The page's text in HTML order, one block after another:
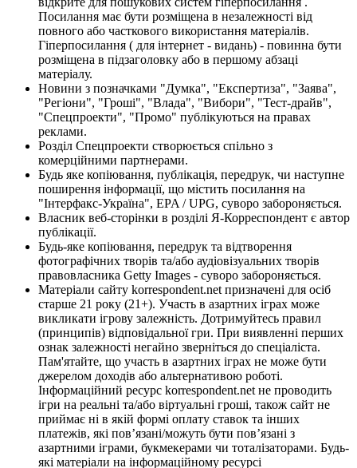
Посилання має бути розміщена в незалежності від
повного або часткового використання матеріалів.
Гіперпосилання ( для інтернет - видань) - повинна бути
розміщена в підзаголовку або в першому абзаці
матеріалу.
Новини з позначками "Думка", "Експертиза", "Заява",
"Регіони", "Гроші", "Влада", "Вибори", "Тест-драйв",
"Спецпроекти", "Промо" публікуються на правах
реклами.
Розділ Спецпроекти створюється спільно з
комерційними партнерами.
Будь яке копіювання, публікація, передрук, чи наступне
поширення інформації, що містить посилання на
"Інтерфакс-Україна", EPA / UPG, суворо забороняється.
Власник веб-сторінки в розділі Я-Корреспондент є автор
публікації.
Будь-яке копіювання, передрук та відтворення
фотографічних творів та/або аудіовізуальних творів
правовласника Getty Images - суворо забороняється.
Матеріали сайту korrespondent.net призначені для осіб
старше 21 року (21+). Участь в азартних іграх може
викликати ігрову залежність. Дотримуйтесь правил
(принципів) відповідальної гри. При виявленні перших
ознак залежності негайно зверніться до спеціаліста.
Пам'ятайте, що участь в азартних іграх не може бути
джерелом доходів або альтернативою роботі.
Інформаційний ресурс korrespondent.net не проводить
ігри на реальні та/або віртуальні гроші, також сайт не
приймає ні в якій формі оплату ставок та інших
платежів, які пов’язані/можуть бути пов’язані з
азартними іграми, букмекерами чи тоталізаторами. Будь-
які матеріали на інформаційному ресурсі